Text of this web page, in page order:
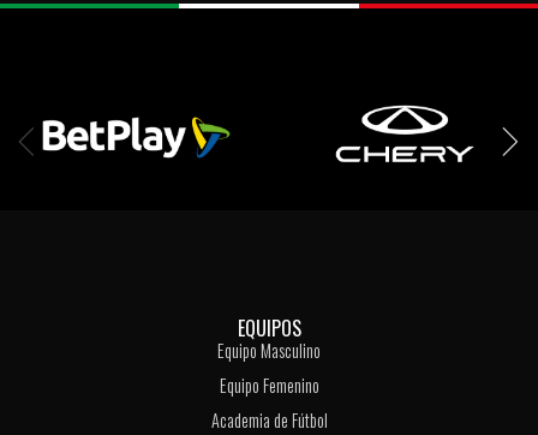
EQUIPOS
Equipo Masculino
Equipo Femenino
Academia de Fútbol